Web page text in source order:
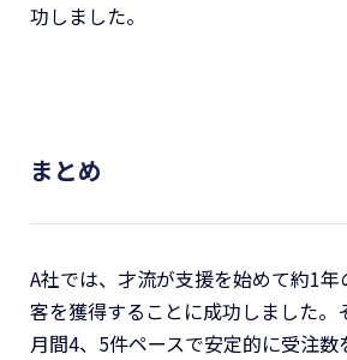
功しました。
まとめ
A社では、才流が支援を始めて約1
客を獲得することに成功しました。
月間4、5件ペースで安定的に受注数